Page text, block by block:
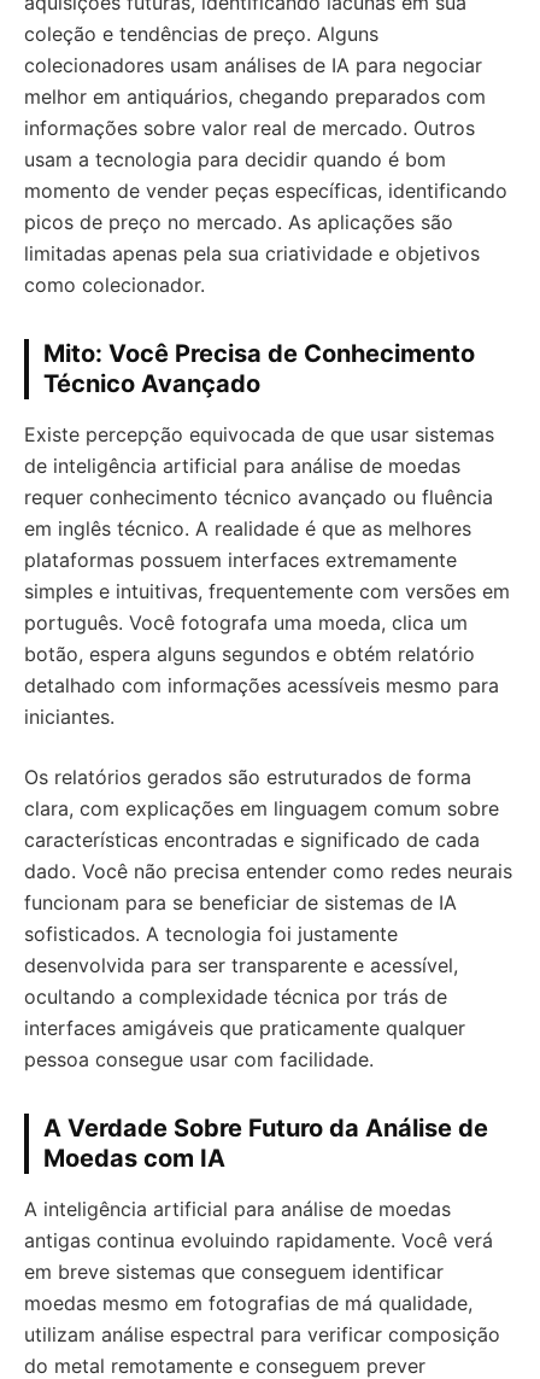
coleção e tendências de preço. Alguns
colecionadores usam análises de IA para negociar
melhor em antiquários, chegando preparados com
informações sobre valor real de mercado. Outros
usam a tecnologia para decidir quando é bom
momento de vender peças específicas, identificando
picos de preço no mercado. As aplicações são
limitadas apenas pela sua criatividade e objetivos
como colecionador.
Mito: Você Precisa de Conhecimento
Técnico Avançado
Existe percepção equivocada de que usar sistemas
de inteligência artificial para análise de moedas
requer conhecimento técnico avançado ou fluência
em inglês técnico. A realidade é que as melhores
plataformas possuem interfaces extremamente
simples e intuitivas, frequentemente com versões em
português. Você fotografa uma moeda, clica um
botão, espera alguns segundos e obtém relatório
detalhado com informações acessíveis mesmo para
iniciantes.
Os relatórios gerados são estruturados de forma
clara, com explicações em linguagem comum sobre
características encontradas e significado de cada
dado. Você não precisa entender como redes neurais
funcionam para se beneficiar de sistemas de IA
sofisticados. A tecnologia foi justamente
desenvolvida para ser transparente e acessível,
ocultando a complexidade técnica por trás de
interfaces amigáveis que praticamente qualquer
pessoa consegue usar com facilidade.
A Verdade Sobre Futuro da Análise de
Moedas com IA
A inteligência artificial para análise de moedas
antigas continua evoluindo rapidamente. Você verá
em breve sistemas que conseguem identificar
moedas mesmo em fotografias de má qualidade,
utilizam análise espectral para verificar composição
do metal remotamente e conseguem prever